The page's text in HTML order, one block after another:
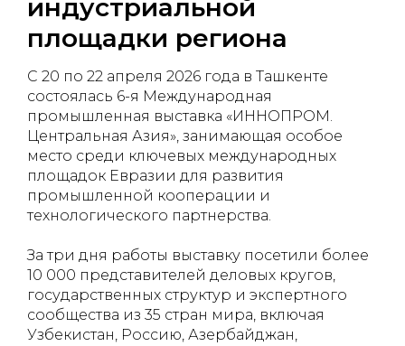
индустриальной
площадки региона
С 20 по 22 апреля 2026 года в Ташкенте
состоялась 6-я Международная
промышленная выставка «ИННОПРОМ.
Центральная Азия», занимающая особое
место среди ключевых международных
площадок Евразии для развития
промышленной кооперации и
технологического партнерства.
За три дня работы выставку посетили более
10 000 представителей деловых кругов,
государственных структур и экспертного
сообщества из 35 стран мира, включая
Узбекистан, Россию, Азербайджан,